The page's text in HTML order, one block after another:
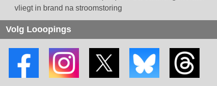
vliegt in brand na stroomstoring
Volg Looopings